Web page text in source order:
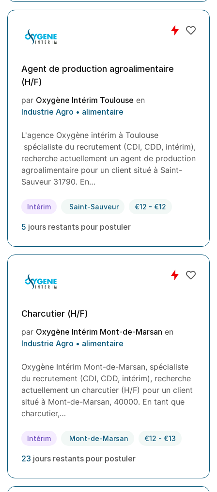
Agent de production agroalimentaire
(H/F)
par Oxygène Intérim Toulouse en
Industrie Agro • alimentaire
L'agence Oxygène intérim à Toulouse
spécialiste du recrutement (CDI, CDD, intérim),
recherche actuellement un agent de production
agroalimentaire pour un client situé à Saint-
Sauveur 31790. En…
Intérim Saint-Sauveur €12 - €12
5 jours restants pour postuler
Charcutier (H/F)
par Oxygène Intérim Mont-de-Marsan en
Industrie Agro • alimentaire
Oxygène Intérim Mont-de-Marsan, spécialiste
du recrutement (CDI, CDD, intérim), recherche
actuellement un charcutier (H/F) pour un client
situé à Mont-de-Marsan, 40000. En tant que
charcutier,…
Intérim Mont-de-Marsan €12 - €13
23 jours restants pour postuler